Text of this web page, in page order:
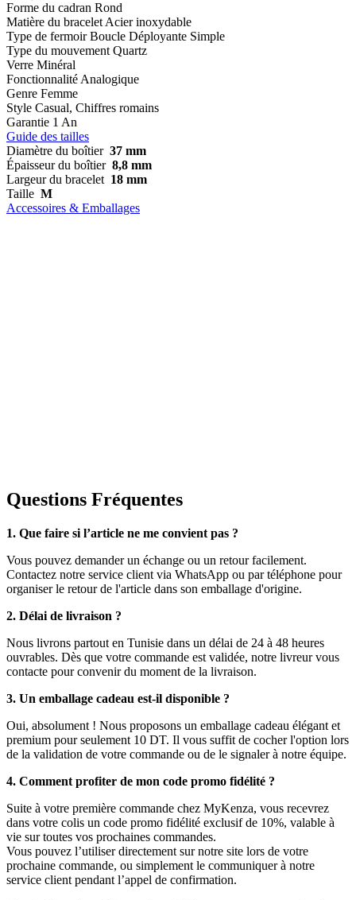
Forme du cadran Rond
Matière du bracelet Acier inoxydable
Type de fermoir Boucle Déployante Simple
Type du mouvement Quartz
Verre Minéral
Fonctionnalité Analogique
Genre Femme
Style Casual, Chiffres romains
Garantie 1 An
Guide des tailles
Diamètre du boîtier 37 mm
Épaisseur du boîtier 8,8 mm
Largeur du bracelet 18 mm
Taille M
Accessoires & Emballages
Questions Fréquentes
1. Que faire si l’article ne me convient pas ?
Vous pouvez demander un échange ou un retour facilement.
Contactez notre service client via WhatsApp ou par téléphone pour
organiser le retour de l'article dans son emballage d'origine.
2. Délai de livraison ?
Nous livrons partout en Tunisie dans un délai de 24 à 48 heures
ouvrables. Dès que votre commande est validée, notre livreur vous
contacte pour convenir du moment de la livraison.
3. Un emballage cadeau est-il disponible ?
Oui, absolument ! Nous proposons un emballage cadeau élégant et
premium pour seulement 10 DT. Il vous suffit de cocher l'option lors
de la validation de votre commande ou de le signaler à notre équipe.
4. Comment profiter de mon code promo fidélité ?
Suite à votre première commande chez MyKenza, vous recevrez
dans votre colis un code promo fidélité exclusif de 10%, valable à
vie sur toutes vos prochaines commandes.
Vous pouvez l’utiliser directement sur notre site lors de votre
prochaine commande, ou simplement le communiquer à notre
service client pendant l’appel de confirmation.